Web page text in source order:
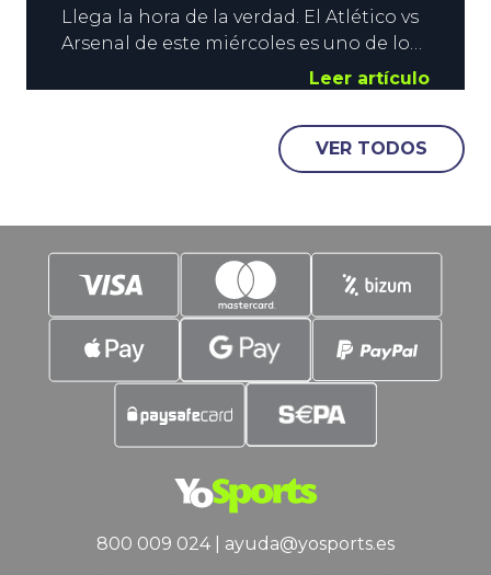
Llega la hora de la verdad. El Atlético vs
Arsenal de este miércoles es uno de los
grandes duelos de la temporada. El
primer asalto de las semifinales de
Champions va a ser espectacular, y
YoSports quiere estar presente con un
Mercado Especial con color rojiblanco y
Álvarez. Contenido: El
Leer artículo
VER TODOS
800 009 024| ayuda@yosports.es